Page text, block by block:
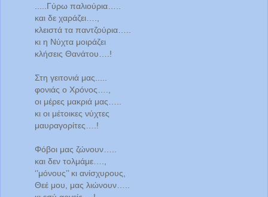
.....Γύρω παλιούρια…..
και δε χαράζει….,
κλειστά τα παντζούρια…..
κι η Νύχτα μοιράζει
κλήσεις Θανάτου….!
Στη γειτονιά μας.....
φονιάς ο Χρόνος….,
οι μέρες μακριά μας…..
κι οι μέτοικες νύχτες
μαυραγορίτες….!
Φόβοι μας ζώνουν…..
και δεν τολμάμε….,
‘’μόνους’’ κι ανίσχυρους,
Θεέ μου, μας λιώνουν…..